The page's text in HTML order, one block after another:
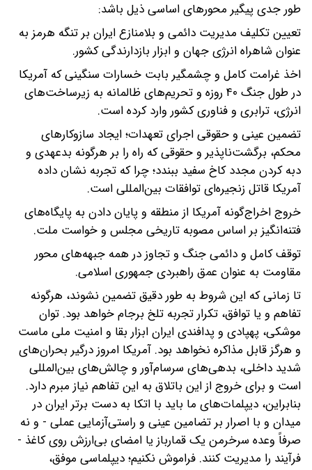
طور جدی پیگیر محورهای اساسی ذیل باشد:
تعیین تکلیف مدیریت دائمی و بلامنازع ایران بر تنگه هرمز به
عنوان شاهراه انرژی جهان و ابزار بازدارندگی کشور.
اخذ غرامت کامل و چشمگیر بابت خسارات سنگینی که آمریکا
در طول جنگ ۴۰ روزه و تحریم‌های ظالمانه به زیرساخت‌های
انرژی، ترابری و فناوری کشور وارد کرده است.
تضمین عینی و حقوقی اجرای تعهدات؛ ایجاد سازوکارهای
محکم، برگشت‌ناپذیر و حقوقی که راه را بر هرگونه بدعهدی و
دبه کردن مجدد کاخ سفید ببندد؛ چرا که تجربه نشان داده
آمریکا قاتل زنجیره‌ای توافقات بین‌المللی است.
خروج اخراج‌گونه آمریکا از منطقه و پایان دادن به پایگاه‌های
فتنه‌انگیز بر اساس مصوبه تاریخی مجلس و خواست ملت.
توقف کامل و دائمی جنگ و تجاوز در همه جبهه‌های محور
مقاومت به عنوان عمق راهبردی جمهوری اسلامی.
تا زمانی که این شروط به طور دقیق تضمین نشوند، هرگونه
تفاهم و یا توافق، تکرار تجربه تلخ برجام خواهد بود. توان
موشکی، پهپادی و پدافندی ایران ابزار بقا و امنیت ملی ماست
و هرگز قابل مذاکره نخواهد بود. آمریکا امروز درگیر بحران‌های
شدید داخلی، بدهی‌های سرسام‌آور و چالش‌های بین‌المللی
است و برای خروج از این باتلاق به این تفاهم نیاز مبرم دارد.
بنابراین، دیپلمات‌های ما باید با اتکا به دست برتر ایران در
میدان و با اصرار بر تضامین عینی و راستی‌آزمایی عملی - و نه
صرفاً وعده سرخرمن یک قمارباز یا امضای بی‌ارزش روی کاغذ -
فرآیند را مدیریت کنند. فراموش نکنیم؛ دیپلماسی موفق،